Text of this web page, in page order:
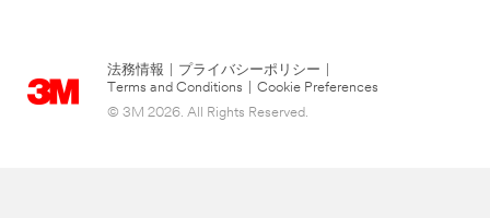
法務情報 プライバシーポリシー
Terms and Conditions
Cookie Preferences
© 3M 2026. All Rights Reserved.